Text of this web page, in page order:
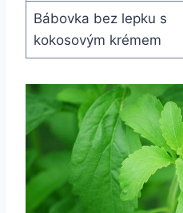
Bábovka bez lepku s
kokosovým krémem